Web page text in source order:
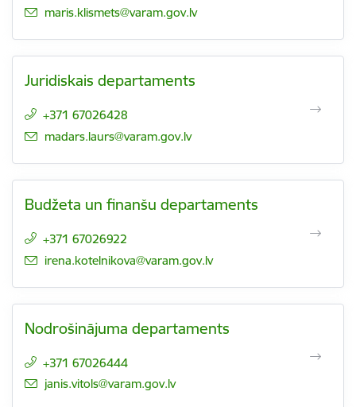
E-pasts:
maris.klismets@varam.gov.lv
Juridiskais departaments
+371 67026428
E-pasts:
madars.laurs@varam.gov.lv
Budžeta un finanšu departaments
+371 67026922
E-pasts:
irena.kotelnikova@varam.gov.lv
Nodrošinājuma departaments
+371 67026444
E-pasts:
janis.vitols@varam.gov.lv